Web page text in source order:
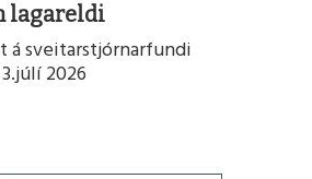
lagareldi
2026